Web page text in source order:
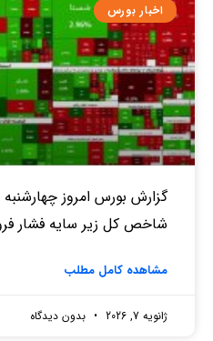
اخبار بورس
شاخص کل زیر سایه فشار
مشاهده کامل مطلب
ژانویه 7, 2026 بدون دیدگاه